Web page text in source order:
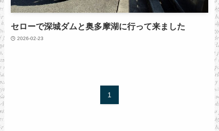
セローで深城ダムと奥多摩湖に行って来ました
2026-02-23
1